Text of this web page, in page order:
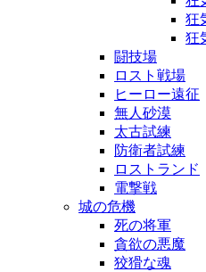
狂
狂
闘技場
ロスト戦場
ヒーロー遠征
無人砂漠
太古試練
防衛者試練
ロストランド
電撃戦
城の危機
死の将軍
貪欲の悪魔
狡猾な魂